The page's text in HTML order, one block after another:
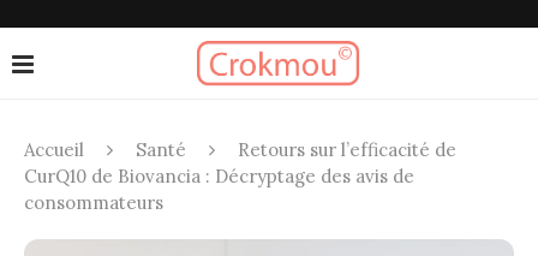
Accueil Santé
Retours sur l’efficacité de
CurQ10 de Biovancia : Décryptage des avis de
consommateurs